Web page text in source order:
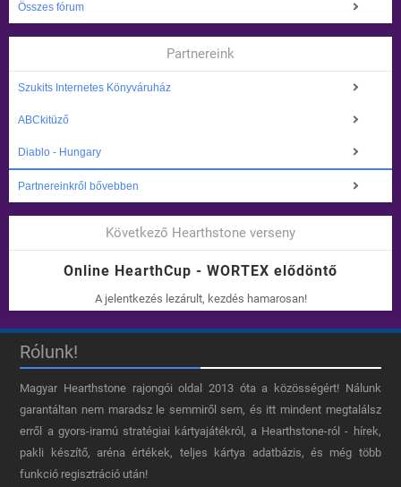
Összes fórum
Partnereink
Szukits Internetes Könyváruház
ABCkitüző
Diablo - Hungary
Partnereinkről bővebben
Következő Hearthstone verseny
Online HearthCup - WORTEX elődöntő
A jelentkezés lezárult, kezdés hamarosan!
Rólunk!
Magyar Hearthstone​ rajongói oldal 2013 óta a közösségért! Nálunk
garantáltan nem maradsz le semmiről sem, és itt mindent megtalálsz
erről a gyors-iramú stratégiai kártyajátékról, a Hearthstone-ról - hírek,
pakli készítő, aréna értékek, teljes kártya adatbázis, és még több
funkció regisztráció után!